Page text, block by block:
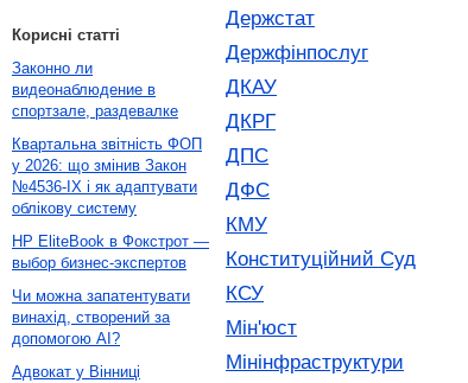
Держстат
Держфінпослуг
ДКАУ
ДКРГ
ДПС
ДФС
КМУ
Конституційний Суд
КСУ
Мін'юст
Мінінфраструктури
Корисні статті
Законно ли
видеонаблюдение в
спортзале, раздевалке
Квартальна звітність ФОП
у 2026: що змінив Закон
№4536-IX і як адаптувати
облікову систему
HP EliteBook в Фокстрот —
выбор бизнес-экспертов
Чи можна запатентувати
винахід, створений за
допомогою AI?
Адвокат у Вінниці